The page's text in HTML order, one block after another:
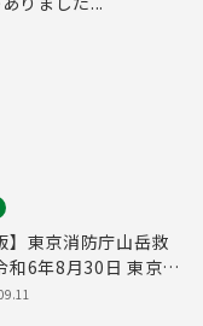
】東京消防庁山岳救
和6年8月30日 東京デ
ース特別版）